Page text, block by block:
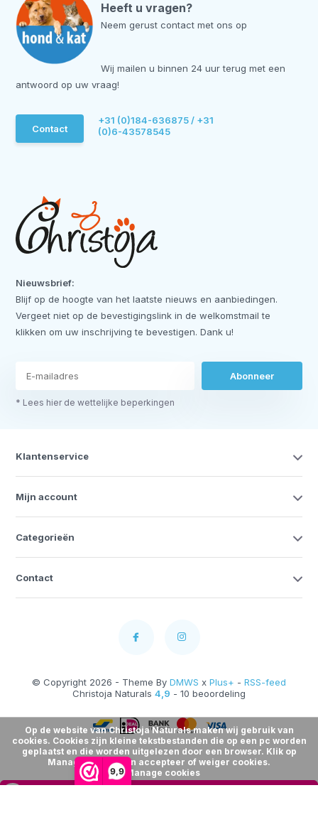
9,9
Heeft u vragen?
Neem gerust contact met ons op
Wij mailen u binnen 24 uur terug met een
antwoord op uw vraag!
Contact
+31 (0)184-636875 / +31
(0)6-43578545
Nieuwsbrief:
Blijf op de hoogte van het laatste nieuws en aanbiedingen.
Vergeet niet op de bevestigingslink in de welkomstmail te
klikken om uw inschrijving te bevestigen. Dank u!
Abonneer
* Lees hier de wettelijke beperkingen
Klantenservice
Mijn account
Categorieën
Contact
© Copyright 2026 - Theme By DMWS x Plus+ - RSS-feed
Christoja Naturals 4,9 - 10 beoordeling
Op de website van Christoja Naturals maken wij gebruik van
cookies. Cookies zijn kleine tekstbestanden die op een pc worden
geplaatst en die worden uitgelezen door een browser. Klik op
Manage Cookies en accepteer of weiger cookies.
Manage cookies